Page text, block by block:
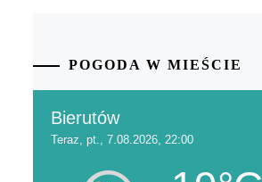
POGODA W MIEŚCIE